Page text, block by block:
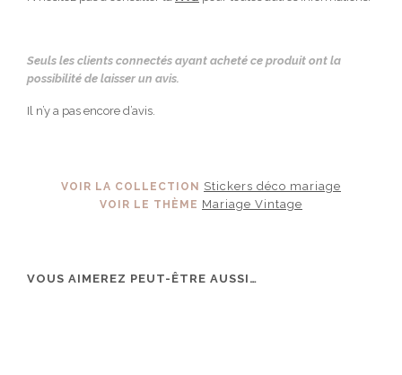
Seuls les clients connectés ayant acheté ce produit ont la
possibilité de laisser un avis.
Il n’y a pas encore d’avis.
VOIR LA COLLECTION Stickers déco mariage
VOIR LE THÈME Mariage Vintage
VOUS AIMEREZ PEUT-ÊTRE AUSSI…